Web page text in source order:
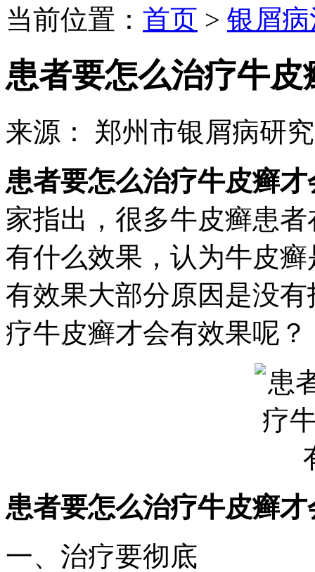
当前位置： 首页 > 银屑
患者要怎么治疗牛
来源： 郑州市银屑病研
患者要怎么治疗牛皮癣
家指出，很多牛皮癣患
有什么效果，认为牛皮
有效果大部分原因是没
疗牛皮癣才会有效果呢？
患者要怎么治疗牛皮癣
一、治疗要彻底